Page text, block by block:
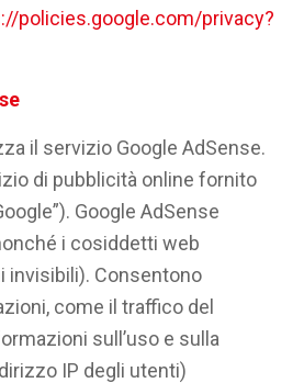
policies.google.com/privacy?
il servizio Google AdSense.
di pubblicità online fornito
Google AdSense
i cosiddetti web
invisibili). Consentono
come il traffico del
sull’uso e sulla
IP degli utenti)